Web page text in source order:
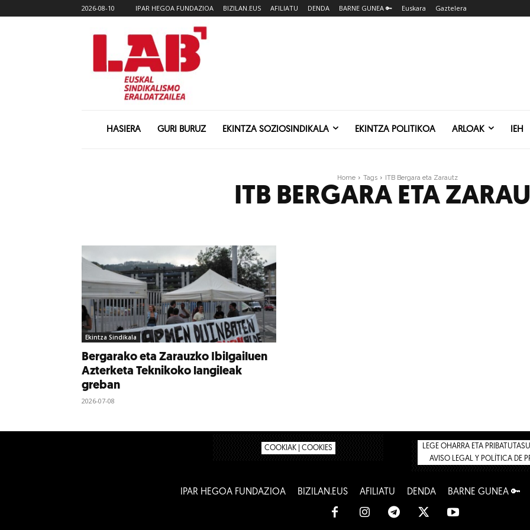
2026-08-10 IPAR HEGOA FUNDAZIOA BIZILAN.EUS AFILIATU DENDA BARNE GUNEA 🔑 Euskara Gaztelera
HASIERA GURI BURUZ EKINTZA SOZIOSINDIKALA EKINTZA POLITIKOA ARLOAK IEH
Home Tags ITB Bergara eta Zarautz
ITB BERGARA ETA
Ekintza Sindikala
Bergarako eta Zarauzko Ibilgailuen
Azterketa Teknikoko langileak
greban
2026-07-08
COOKIAK | COOKIES
LEGE OHARRA ETA
AVISO LEGAL Y POLÍTICA DE
IPAR HEGOA FUNDAZIOA BIZILAN.EUS AFILIATU DENDA BARNE GUNEA 🔑